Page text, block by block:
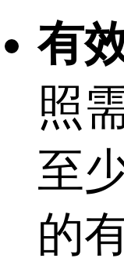
有
照
至
的